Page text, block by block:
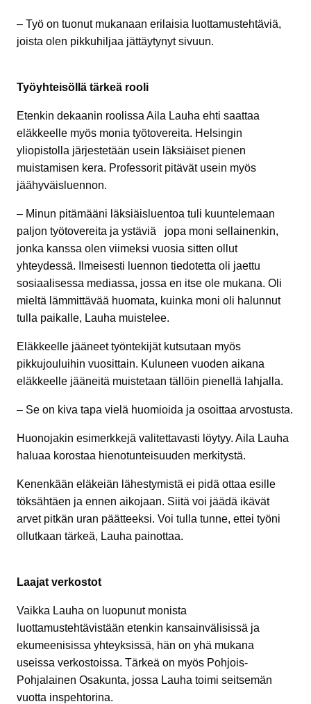
– Työ on tuonut mukanaan erilaisia luottamustehtäviä,
joista olen pikkuhiljaa jättäytynyt sivuun.
Työyhteisöllä tärkeä rooli
Etenkin dekaanin roolissa Aila Lauha ehti saattaa
eläkkeelle myös monia työtovereita. Helsingin
yliopistolla järjestetään usein läksiäiset pienen
muistamisen kera. Professorit pitävät usein myös
jäähyväisluennon.
– Minun pitämääni läksiäisluentoa tuli kuuntelemaan
paljon työtovereita ja ystäviä jopa moni sellainenkin,
jonka kanssa olen viimeksi vuosia sitten ollut
yhteydessä. Ilmeisesti luennon tiedotetta oli jaettu
sosiaalisessa mediassa, jossa en itse ole mukana. Oli
mieltä lämmittävää huomata, kuinka moni oli halunnut
tulla paikalle, Lauha muistelee.
Eläkkeelle jääneet työntekijät kutsutaan myös
pikkujouluihin vuosittain. Kuluneen vuoden aikana
eläkkeelle jääneitä muistetaan tällöin pienellä lahjalla.
– Se on kiva tapa vielä huomioida ja osoittaa arvostusta.
Huonojakin esimerkkejä valitettavasti löytyy. Aila Lauha
haluaa korostaa hienotunteisuuden merkitystä.
Kenenkään eläkeiän lähestymistä ei pidä ottaa esille
töksähtäen ja ennen aikojaan. Siitä voi jäädä ikävät
arvet pitkän uran päätteeksi. Voi tulla tunne, ettei työni
ollutkaan tärkeä, Lauha painottaa.
Laajat verkostot
Vaikka Lauha on luopunut monista
luottamustehtävistään etenkin kansainvälisissä ja
ekumeenisissa yhteyksissä, hän on yhä mukana
useissa verkostoissa. Tärkeä on myös Pohjois-
Pohjalainen Osakunta, jossa Lauha toimi seitsemän
vuotta inspehtorina.